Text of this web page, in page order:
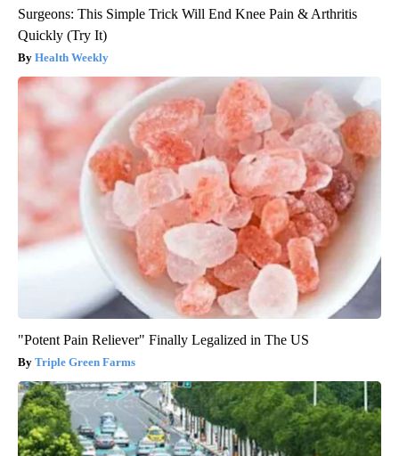
Surgeons: This Simple Trick Will End Knee Pain & Arthritis
Quickly (Try It)
Health Weekly
"Potent Pain Reliever" Finally Legalized in The US
Triple Green Farms